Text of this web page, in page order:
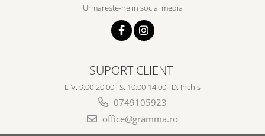
Urmareste-ne in social media
SUPORT CLIENTI
L-V: 9:00-20:00 I S: 10:00-14:00 I D: Inchis
0749105923
office@gramma.ro